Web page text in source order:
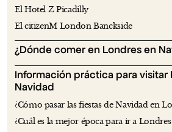
El Hotel Z Picadilly
El citizenM London Banckside
¿Dónde comer en Londres en
Información práctica para visitar
Navidad
¿Cómo pasar las fiestas de Navidad en
¿Cuál es la mejor época para ir a